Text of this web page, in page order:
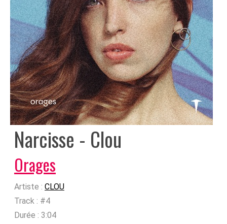
Narcisse - Clou
Orages
Artiste : CLOU
Track : #4
Durée : 3:04